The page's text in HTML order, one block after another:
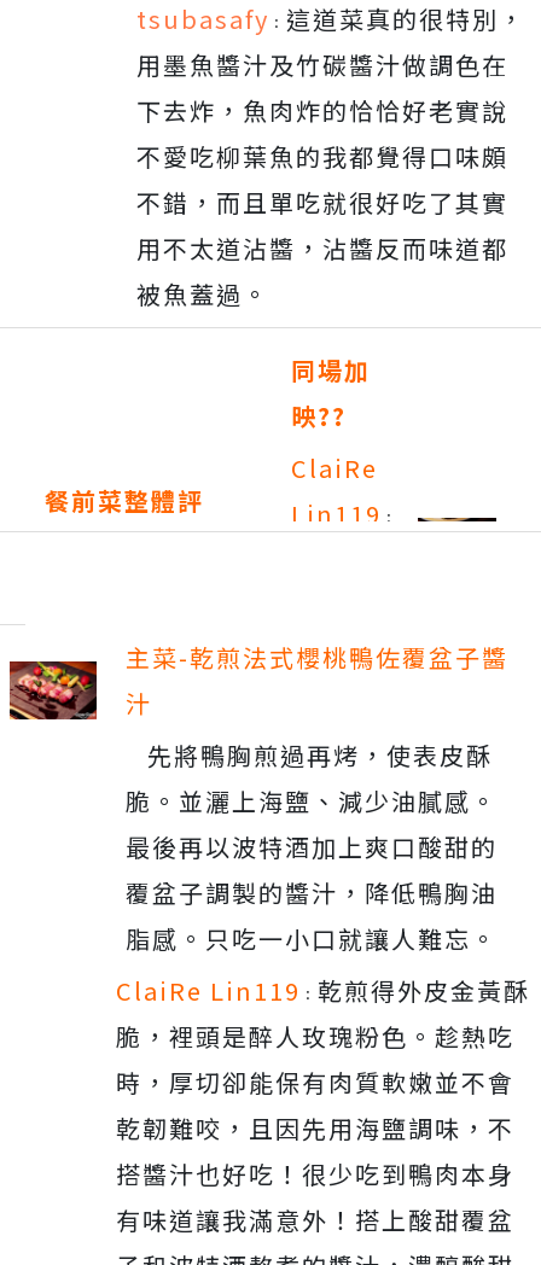
tsubasafy ： 這道菜真的很特別，
用墨魚醬汁及竹碳醬汁做調色在
下去炸，魚肉炸的恰恰好老實說
不愛吃柳葉魚的我都覺得口味頗
不錯，而且單吃就很好吃了其實
用不太道沾醬，沾醬反而味道都
被魚蓋過。
餐前菜整體評
同場加
映??
ClaiRe
Lin119 ：
鮮，蝦子
貼心。
主菜-乾煎法式櫻桃鴨佐覆盆子醬
汁
先將鴨胸煎過再烤，使表皮酥
脆。並灑上海鹽、減少油膩感。
最後再以波特酒加上爽口酸甜的
覆盆子調製的醬汁，降低鴨胸油
脂感。只吃一小口就讓人難忘。
ClaiRe Lin119 ： 乾煎得外皮金黃酥
脆，裡頭是醉人玫瑰粉色。趁熱吃
時，厚切卻能保有肉質軟嫩並不會
乾韌難咬，且因先用海鹽調味，不
搭醬汁也好吃！很少吃到鴨肉本身
有味道讓我滿意外！搭上酸甜覆盆